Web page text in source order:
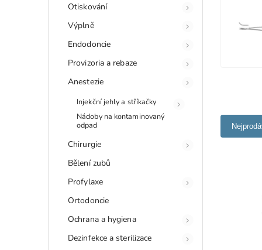
Otiskování
Výplně
Endodoncie
Provizoria a rebaze
Anestezie
Injekční jehly a stříkačky
Nádoby na kontaminovaný
odpad
Chirurgie
Bělení zubů
Profylaxe
Ortodoncie
Ochrana a hygiena
Dezinfekce a sterilizace